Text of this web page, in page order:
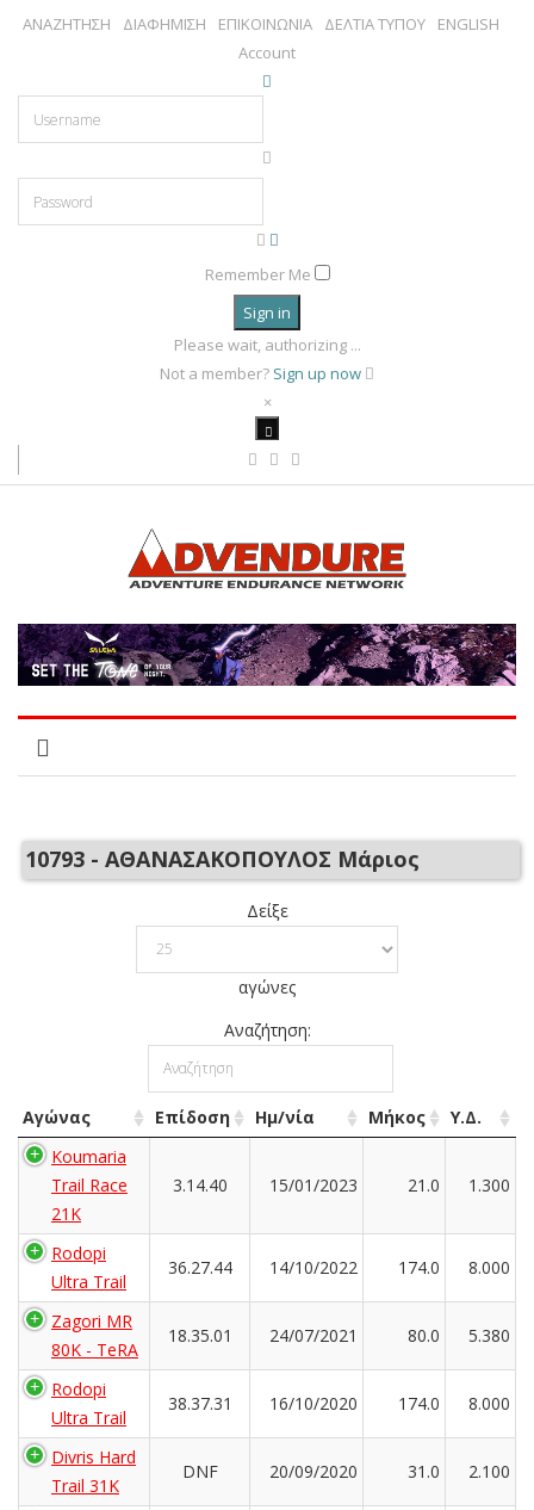
ΑΝΑΖΗΤΗΣΗ ΔΙΑΦΗΜΙΣΗ ΕΠΙΚΟΙΝΩΝΙΑ ΔΕΛΤΙΑ ΤΥΠΟΥ
ENGLISH
Account
Remember Me
Sign in
Please wait, authorizing ...
Not a member? Sign up now
×
10793 - ΑΘΑΝΑΣΑΚΟΠΟΥΛΟΣ Μάριος
Δείξε
αγώνες
Αναζήτηση:
Αγώνας Επίδοση Ημ/νία Μήκος
Υ.Δ.
Koumaria
Trail Race
21K
3.14.40 15/01/2023 21.0 1.300
Rodopi
Ultra Trail
36.27.44 14/10/2022 174.0 8.000
Zagori MR
80K - TeRA
18.35.01 24/07/2021 80.0 5.380
Rodopi
Ultra Trail
38.37.31 16/10/2020 174.0 8.000
Divris Hard
Trail 31K
DNF 20/09/2020 31.0 2.100